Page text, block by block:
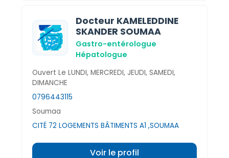
Docteur KAMELEDDINE
SKANDER SOUMAA
Gastro-entérologue
Hépatologue
Ouvert Le LUNDI, MERCREDI, JEUDI, SAMEDI,
DIMANCHE
0796443115
Soumaa
CITÉ 72 LOGEMENTS BÂTIMENTS A1 ,SOUMAA
Voir le profil